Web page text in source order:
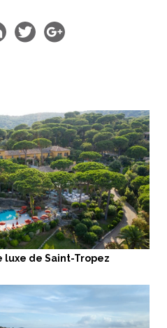
luxe de Saint-Tropez